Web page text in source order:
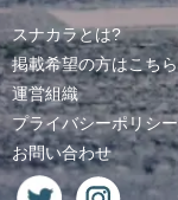
スナカラとは?
掲載希望の方はこちら
運営組織
プライバシーポリシー
お問い合わせ